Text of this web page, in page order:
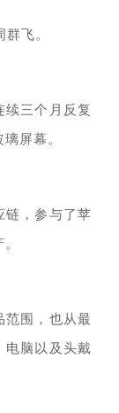
群飞。
续三个月反复
璃屏幕。
链，参与了苹
范围 ，也从最
电脑 以及 头戴